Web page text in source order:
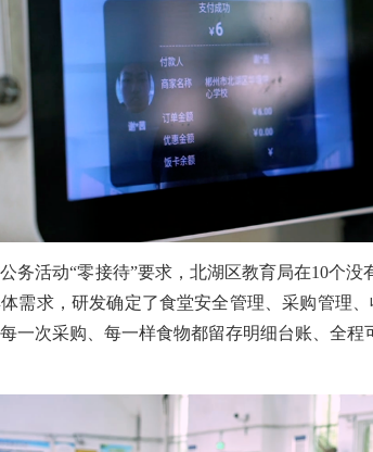
务活动“零接待”要求，北湖区教育局在10个
需求，研发确定了食堂安全管理、采购管理
一次采购、每一样食物都留存明细台账、全